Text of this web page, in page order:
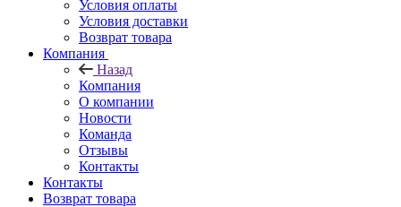
Условия оплаты
Условия доставки
Возврат товара
Компания
Назад
Компания
О компании
Новости
Команда
Отзывы
Контакты
Контакты
Возврат товара